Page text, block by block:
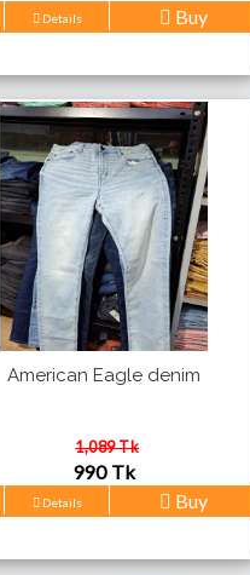
Details Buy
American Eagle denim
1,089 Tk
990 Tk
Details Buy